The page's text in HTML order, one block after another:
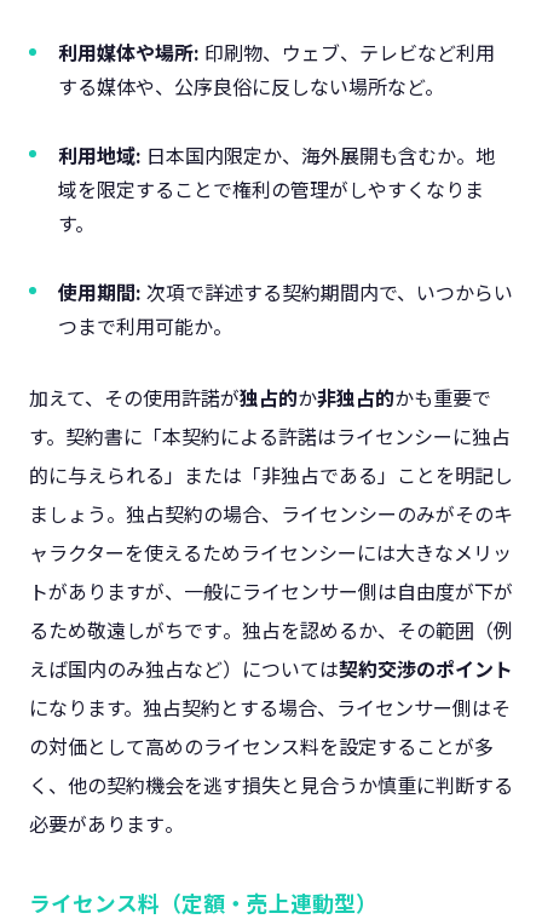
利用媒体や場所: 印刷物、ウェブ、テレビなど利用
する媒体や、公序良俗に反しない場所など。
利用地域: 日本国内限定か、海外展開も含むか。地
域を限定することで権利の管理がしやすくなりま
す。
使用期間: 次項で詳述する契約期間内で、いつからい
つまで利用可能か。
加えて、その使用許諾が独占的か非独占的かも重要で
す。契約書に「本契約による許諾はライセンシーに独占
的に与えられる」または「非独占である」ことを明記し
ましょう​。独占契約の場合、ライセンシーのみがそのキ
ャラクターを使えるためライセンシーには大きなメリッ
トがありますが、一般にライセンサー側は自由度が下が
るため敬遠しがちです​。独占を認めるか、その範囲（例
えば国内のみ独占など）については契約交渉のポイント
になります。独占契約とする場合、ライセンサー側はそ
の対価として高めのライセンス料を設定することが多
く、他の契約機会を逃す損失と見合うか慎重に判断する
必要があります​。
ライセンス料（定額・売上連動型）